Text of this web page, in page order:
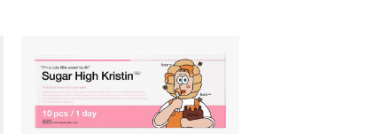
Add to
Wishlist